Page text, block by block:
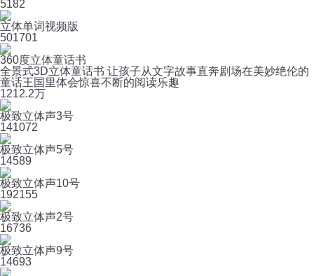
5182
立体单词视频版
501701
360度立体童话书
全景式3D立体童话书 让孩子从文字故事直奔剧场在美妙绝伦的
童话王国里体会惊喜不断的阅读乐趣
1212.2万
极致立体声3号
141072
极致立体声5号
14589
极致立体声10号
192155
极致立体声2号
16736
极致立体声9号
14693